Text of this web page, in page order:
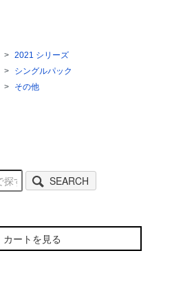
> 2021 シリーズ
>
シングルパック
> その他
SEARCH
カートを見る